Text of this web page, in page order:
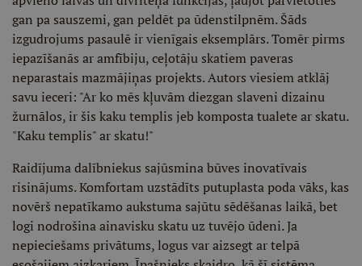
gan pa sauszemi, gan peldēt pa ūdenstilpnēm. Šāds
izgudrojums pasaulē ir vienīgais eksemplārs. Tomēr pirms
iepazīšanās ar amfībiju, ceļotāju skatiem paveras
neparastais mazmājiņas projekts. Autors viesiem atklāj
savu ieceri: "Ar ko mēs kļuvām diezgan slaveni dizainu
žurnālos, ir šis kaku templis jeb komposta tualete ar skatu.
"Kaku templis" ar skatu!"
Raidījuma dalībniekus sajūsmina būves inovatīvais
risinājums. Komfortam uzstādīts putuplasta poda vāks, kas
novērš nepatīkamo aukstuma sajūtu sēdēšanas laikā, bet
logi nodrošina ainavisku skatu uz tuvējo ūdeni. Ja
nepieciešams privātums, logus var aizsegt ar telpā